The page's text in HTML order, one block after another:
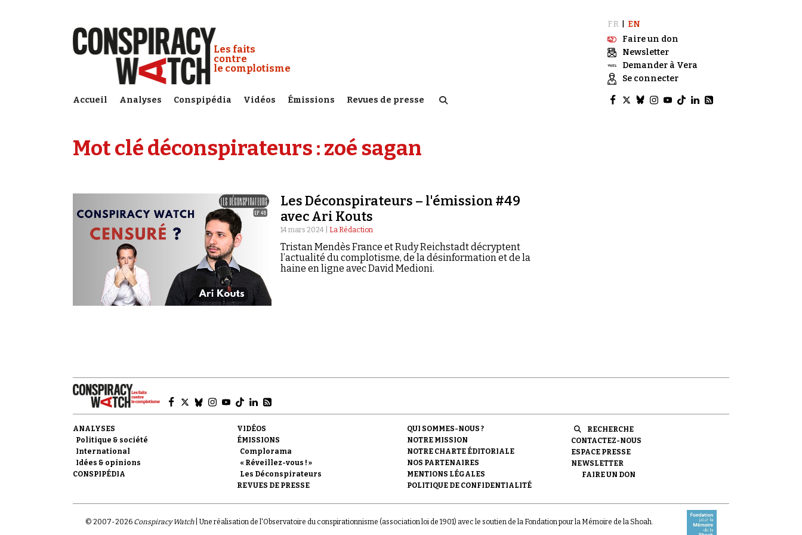
Conspiracy Watch :
Les faits
contre
le complotisme
Accueil Analyses Conspipédia Vidéos Émissions Revues de presse
FR
EN
Faire un don
Newsletter
Demander à Vera
Se connecter
Mot clé déconspirateurs :zoé sagan
Les Déconspirateurs – l'émission #49
avec Ari Kouts
14 mars 2024 | La Rédaction
Tristan Mendès France et Rudy Reichstadt décryptent
l’actualité du complotisme, de la désinformation et de la
haine en ligne avec David Medioni.
ANALYSES
Politique & société
International
Idées & opinions
CONSPIPÉDIA
VIDÉOS
ÉMISSIONS
Complorama
« Réveillez-vous ! »
Les Déconspirateurs
REVUES DE PRESSE
QUI SOMMES-NOUS ?
NOTRE MISSION
NOTRE CHARTE ÉDITORIALE
NOS PARTENAIRES
MENTIONS LÉGALES
POLITIQUE DE CONFIDENTIALITÉ
RECHERCHE
CONTACTEZ-NOUS
ESPACE PRESSE
NEWSLETTER
FAIRE UN DON
© 2007-2026 Conspiracy Watch| Une réalisation de l'Observatoire du conspirationnisme (association loi de 1901) avec le soutien de la Fondation pour la Mémoire de la Shoah.